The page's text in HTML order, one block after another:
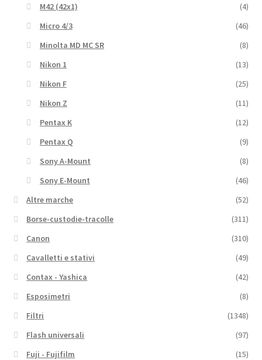
M42 (42x1)
(4)
Micro 4/3
(46)
Minolta MD MC SR
(8)
Nikon 1
(13)
Nikon F
(25)
Nikon Z
(11)
Pentax K
(12)
Pentax Q
(9)
Sony A-Mount
(8)
Sony E-Mount
(46)
Altre marche
(52)
Borse-custodie-tracolle
(311)
Canon
(310)
Cavalletti e stativi
(49)
Contax - Yashica
(42)
Esposimetri
(8)
Filtri
(1348)
Flash universali
(97)
Fuji - Fujifilm
(15)